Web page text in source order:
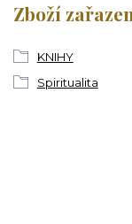
Zboží
KNIHY
Spiritualita